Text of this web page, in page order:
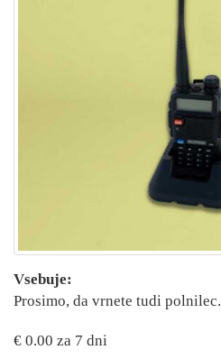
Vsebuje:
Prosimo, da vrnete tudi polnilec.
€ 0.00 za 7 dni